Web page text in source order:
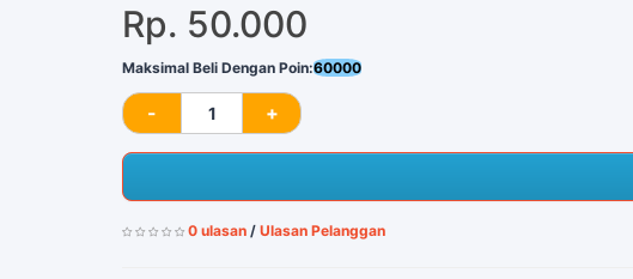
Rp. 50.000
Maksimal Beli Dengan Poin:60000
0 ulasan / Ulasan Pelanggan